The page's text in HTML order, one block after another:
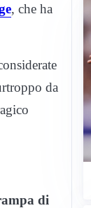
, che ha
da
di